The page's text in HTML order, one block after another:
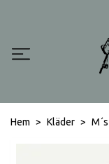
Hem Kläder